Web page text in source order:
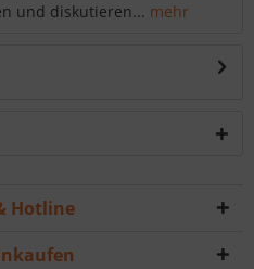
und diskutieren... mehr
Hotline